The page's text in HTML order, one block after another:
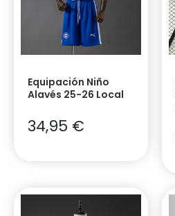
Equipación Niño
Alavés 25-26 Local
34,95 €